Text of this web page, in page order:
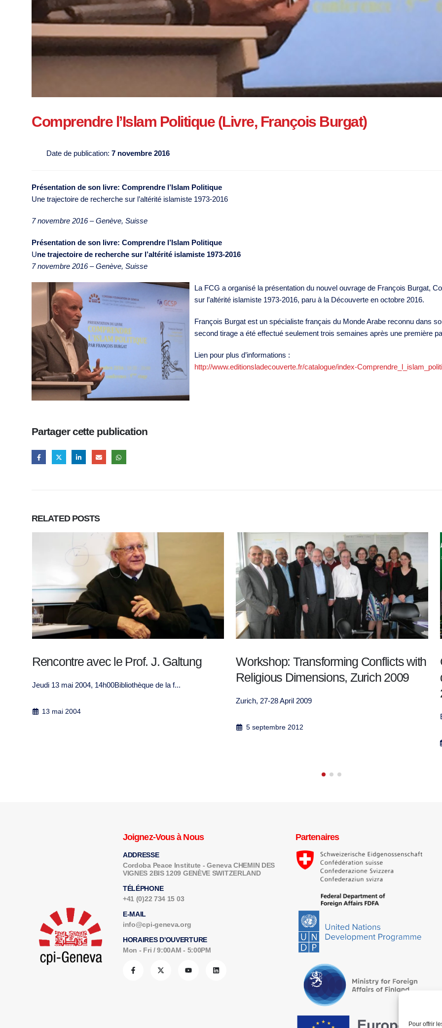
Pour offrir
Comprendre l’Islam Politique (Livre, François Burgat)
Date de publication: 7 novembre 2016
Présentation de son livre: Comprendre l’Islam Politique
Une trajectoire de recherche sur l’altérité islamiste 1973-2016
7 novembre 2016 – Genève, Suisse
Présentation de son livre: Comprendre l’Islam Politique
Une trajectoire de recherche sur l’altérité islamiste 1973-2016
7 novembre 2016 – Genève, Suisse
La FCG a organisé la présentation du nouvel ouvrage de François Burgat,
sur l’altérité islamiste 1973-2016, paru à la Découverte en octobre 2016.
François Burgat est un spécialiste français du Monde Arabe reconnu dans
second tirage a été effectué seulement trois semaines après une première
Lien pour plus d’informations :
http://www.editionsladecouverte.fr/catalogue/index-
Partager cette publication
RELATED POSTS
Rencontre avec le Prof. J. Galtung
Jeudi 13 mai 2004, 14h00Bibliothèque de la f...
13 mai 2004
Workshop: Transforming Conflicts with
Religious Dimensions, Zurich 2009
Zurich, 27-28 April 2009
5 septembre 2012
Joignez-Vous à Nous
ADDRESSE
Cordoba Peace Institute - Geneva CHEMIN DES
VIGNES 2BIS 1209 GENÈVE SWITZERLAND
TÉLÉPHONE
+41 (0)22 734 15 03
E-MAIL
info@cpi-geneva.org
HORAIRES D'OUVERTURE
Mon - Fri / 9:00AM - 5:00PM
Partenaires